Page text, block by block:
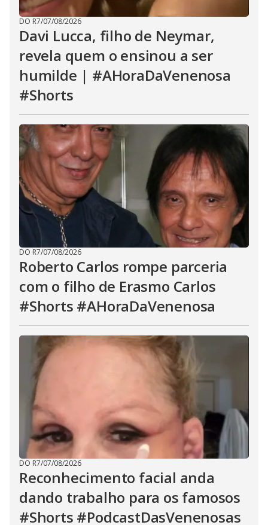
DO R7/07/08/2026
Davi Lucca, filho de Neymar,
revela quem o ensinou a ser
humilde | #AHoraDaVenenosa
#Shorts
DO R7/07/08/2026
Roberto Carlos rompe parceria
com o filho de Erasmo Carlos
#Shorts #AHoraDaVenenosa
DO R7/07/08/2026
Reconhecimento facial anda
dando trabalho para os famosos
#Shorts #PodcastDasVenenosas